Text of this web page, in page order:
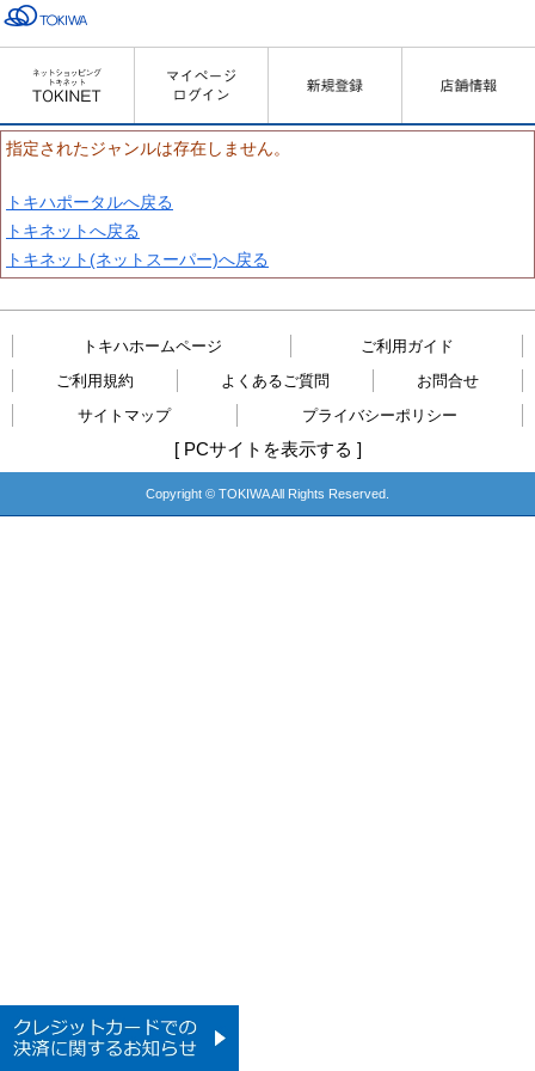
指定されたジャンルは存在しません。
トキハポータルへ戻る
トキネットへ戻る
トキネット(ネットスーパー)へ戻る
トキハホームページ
ご利用ガイド
ご利用規約
よくあるご質問
お問合せ
サイトマップ
プライバシーポリシー
[ PCサイトを表示する ]
Copyright © TOKIWA All Rights Reserved.